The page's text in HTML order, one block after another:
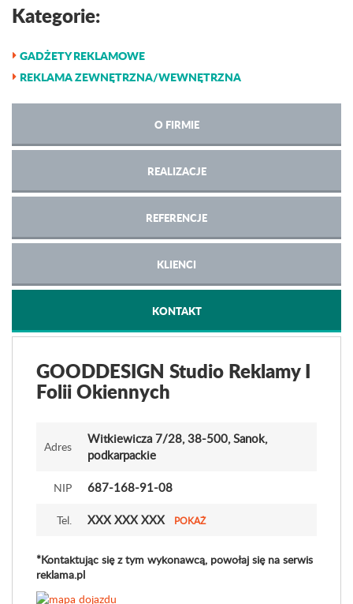
Kategorie:
GADŻETY REKLAMOWE
REKLAMA ZEWNĘTRZNA/WEWNĘTRZNA
O FIRMIE
REALIZACJE
REFERENCJE
KLIENCI
KONTAKT
GOODDESIGN Studio Reklamy I
Folii Okiennych
Adres
Witkiewicza 7/28, 38-500, Sanok,
podkarpackie
NIP 687-168-91-08
Tel. XXX XXX XXX POKAŻ
*Kontaktując się z tym wykonawcą, powołaj się na serwis
reklama.pl